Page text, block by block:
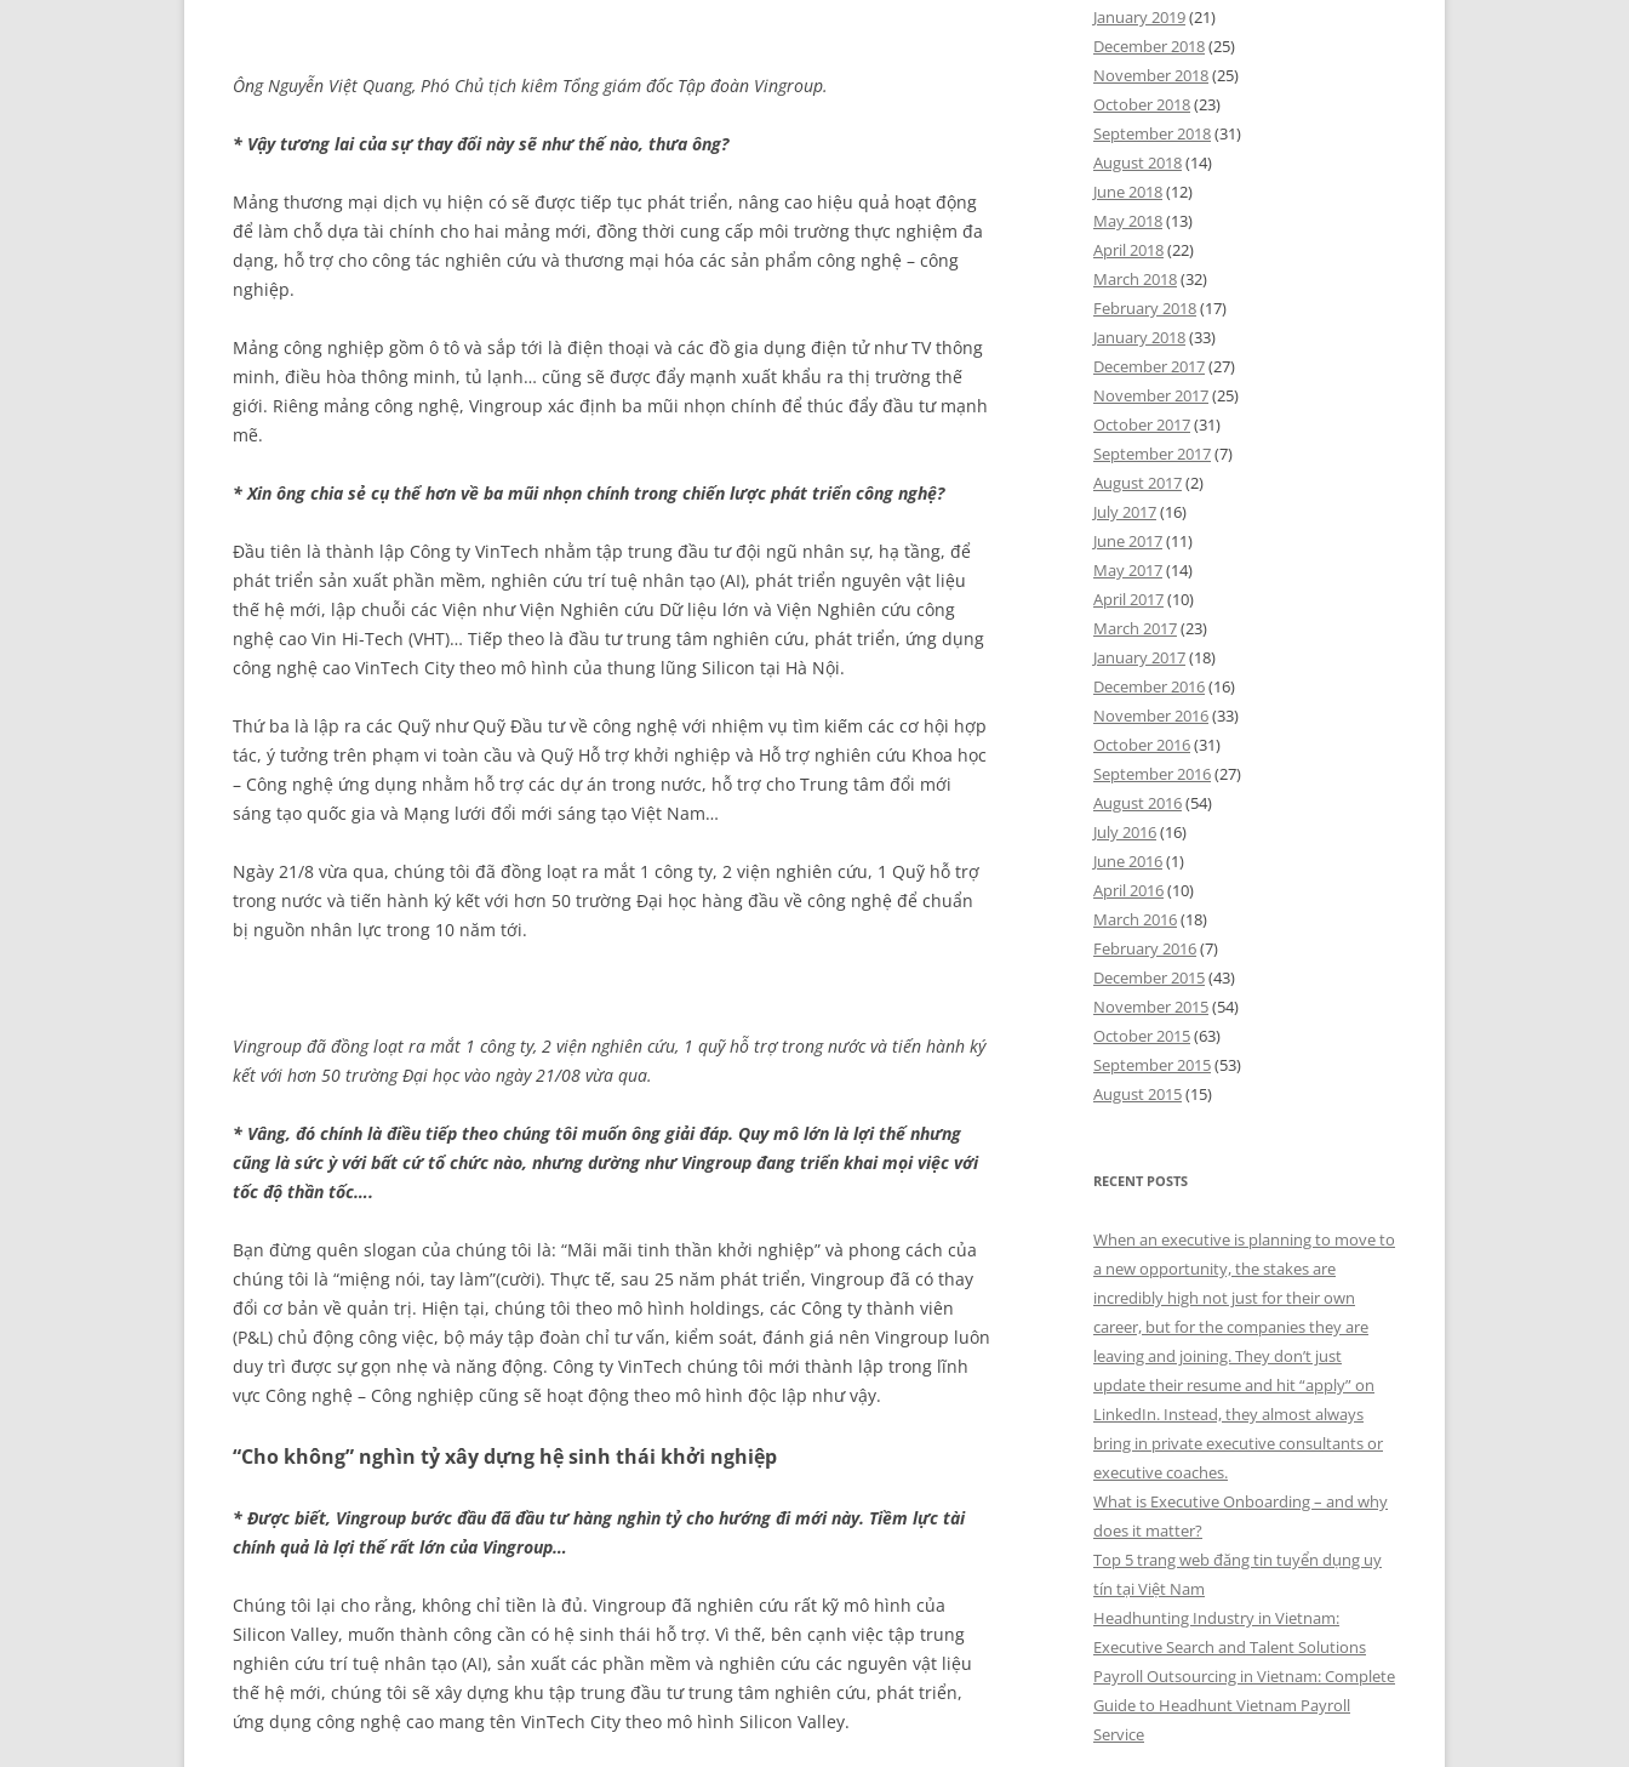
Ông Nguyễn Việt Quang, Phó Chủ tịch kiêm Tổng giám đốc Tập đoàn Vingroup.
* Vậy tương lai của sự thay đổi này sẽ như thế nào, thưa ông?
Mảng thương mại dịch vụ hiện có sẽ được tiếp tục phát triển, nâng cao hiệu quả hoạt động
để làm chỗ dựa tài chính cho hai mảng mới, đồng thời cung cấp môi trường thực nghiệm đa
dạng, hỗ trợ cho công tác nghiên cứu và thương mại hóa các sản phẩm công nghệ – công
nghiệp.
Mảng công nghiệp gồm ô tô và sắp tới là điện thoại và các đồ gia dụng điện tử như TV thông
minh, điều hòa thông minh, tủ lạnh… cũng sẽ được đẩy mạnh xuất khẩu ra thị trường thế
giới. Riêng mảng công nghệ, Vingroup xác định ba mũi nhọn chính để thúc đẩy đầu tư mạnh
mẽ.
* Xin ông chia sẻ cụ thể hơn về ba mũi nhọn chính trong chiến lược phát triển công nghệ?
Đầu tiên là thành lập Công ty VinTech nhằm tập trung đầu tư đội ngũ nhân sự, hạ tầng, để
phát triển sản xuất phần mềm, nghiên cứu trí tuệ nhân tạo (AI), phát triển nguyên vật liệu
thế hệ mới, lập chuỗi các Viện như Viện Nghiên cứu Dữ liệu lớn và Viện Nghiên cứu công
nghệ cao Vin Hi-Tech (VHT)… Tiếp theo là đầu tư trung tâm nghiên cứu, phát triển, ứng dụng
công nghệ cao VinTech City theo mô hình của thung lũng Silicon tại Hà Nội.
Thứ ba là lập ra các Quỹ như Quỹ Đầu tư về công nghệ với nhiệm vụ tìm kiếm các cơ hội hợp
tác, ý tưởng trên phạm vi toàn cầu và Quỹ Hỗ trợ khởi nghiệp và Hỗ trợ nghiên cứu Khoa học
– Công nghệ ứng dụng nhằm hỗ trợ các dự án trong nước, hỗ trợ cho Trung tâm đổi mới
sáng tạo quốc gia và Mạng lưới đổi mới sáng tạo Việt Nam…
Ngày 21/8 vừa qua, chúng tôi đã đồng loạt ra mắt 1 công ty, 2 viện nghiên cứu, 1 Quỹ hỗ trợ
trong nước và tiến hành ký kết với hơn 50 trường Đại học hàng đầu về công nghệ để chuẩn
bị nguồn nhân lực trong 10 năm tới.
Vingroup đã đồng loạt ra mắt 1 công ty, 2 viện nghiên cứu, 1 quỹ hỗ trợ trong nước và tiến hành ký
kết với hơn 50 trường Đại học vào ngày 21/08 vừa qua.
* Vâng, đó chính là điều tiếp theo chúng tôi muốn ông giải đáp. Quy mô lớn là lợi thế nhưng
cũng là sức ỳ với bất cứ tổ chức nào, nhưng dường như Vingroup đang triển khai mọi việc với
tốc độ thần tốc….
Bạn đừng quên slogan của chúng tôi là: “Mãi mãi tinh thần khởi nghiệp” và phong cách của
chúng tôi là “miệng nói, tay làm”(cười). Thực tế, sau 25 năm phát triển, Vingroup đã có thay
đổi cơ bản về quản trị. Hiện tại, chúng tôi theo mô hình holdings, các Công ty thành viên
(P&L) chủ động công việc, bộ máy tập đoàn chỉ tư vấn, kiểm soát, đánh giá nên Vingroup luôn
duy trì được sự gọn nhẹ và năng động. Công ty VinTech chúng tôi mới thành lập trong lĩnh
vực Công nghệ – Công nghiệp cũng sẽ hoạt động theo mô hình độc lập như vậy.
“Cho không” nghìn tỷ xây dựng hệ sinh thái khởi nghiệp
* Được biết, Vingroup bước đầu đã đầu tư hàng nghìn tỷ cho hướng đi mới này. Tiềm lực tài
chính quả là lợi thế rất lớn của Vingroup…
Chúng tôi lại cho rằng, không chỉ tiền là đủ. Vingroup đã nghiên cứu rất kỹ mô hình của
Silicon Valley, muốn thành công cần có hệ sinh thái hỗ trợ. Vì thế, bên cạnh việc tập trung
nghiên cứu trí tuệ nhân tạo (AI), sản xuất các phần mềm và nghiên cứu các nguyên vật liệu
thế hệ mới, chúng tôi sẽ xây dựng khu tập trung đầu tư trung tâm nghiên cứu, phát triển,
ứng dụng công nghệ cao mang tên VinTech City theo mô hình Silicon Valley.
January 2019(21)
December 2018(25)
November 2018(25)
October 2018(23)
September 2018(31)
August 2018(14)
June 2018(12)
May 2018(13)
April 2018(22)
March 2018(32)
February 2018(17)
January 2018(33)
December 2017(27)
November 2017(25)
October 2017(31)
September 2017(7)
August 2017(2)
July 2017(16)
June 2017(11)
May 2017(14)
April 2017(10)
March 2017(23)
January 2017(18)
December 2016(16)
November 2016(33)
October 2016(31)
September 2016(27)
August 2016(54)
July 2016(16)
June 2016(1)
April 2016(10)
March 2016(18)
February 2016(7)
December 2015(43)
November 2015(54)
October 2015(63)
September 2015(53)
August 2015(15)
RECENT POSTS
When an executive is planning to move to
a new opportunity, the stakes are
incredibly high not just for their own
career, but for the companies they are
leaving and joining. They don’t just
update their resume and hit “apply” on
LinkedIn. Instead, they almost always
bring in private executive consultants or
executive coaches.
What is Executive Onboarding – and why
does it matter?
Top 5 trang web đăng tin tuyển dụng uy
tín tại Việt Nam
Headhunting Industry in Vietnam:
Executive Search and Talent Solutions
Payroll Outsourcing in Vietnam: Complete
Guide to Headhunt Vietnam Payroll
Service